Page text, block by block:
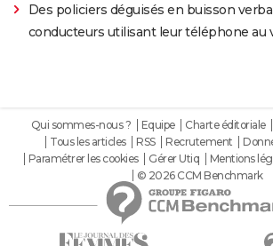
Des policiers déguisés en buisson
conducteurs utilisant leur téléphone au
Qui sommes-nous ? Equipe Charte éditoriale
Tous les articles
RSS Recrutement
Paramétrer les cookies
Gérer Utiq Mentions
© 2026 CCM Benchmark